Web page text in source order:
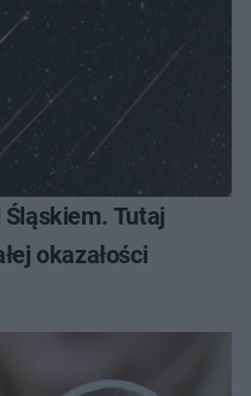
Tutaj
okazałości